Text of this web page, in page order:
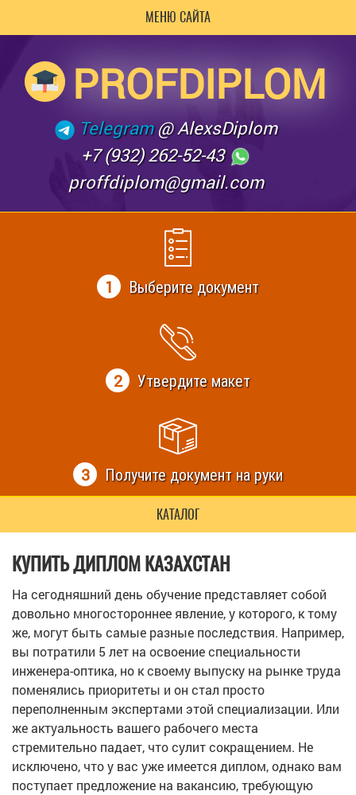
МЕНЮ САЙТА
PROFDIPLOM
Telegram @ AlexsDiplom
+7 (932) 262-52-43
proffdiplom@gmail.com
1 Выберите документ
2 Утвердите макет
3 Получите документ на руки
КАТАЛОГ
КУПИТЬ ДИПЛОМ КАЗАХСТАН
На сегодняшний день обучение представляет собой
довольно многостороннее явление, у которого, к тому
же, могут быть самые разные последствия. Например,
вы потратили 5 лет на освоение специальности
инженера-оптика, но к своему выпуску на рынке труда
поменялись приоритеты и он стал просто
переполненным экспертами этой специализации. Или
же актуальность вашего рабочего места
стремительно падает, что сулит сокращением. Не
исключено, что у вас уже имеется диплом, однако вам
поступает предложение на вакансию, требующую